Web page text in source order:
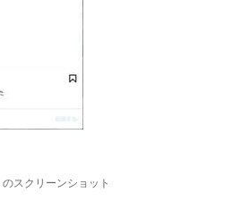
スクリーンショット